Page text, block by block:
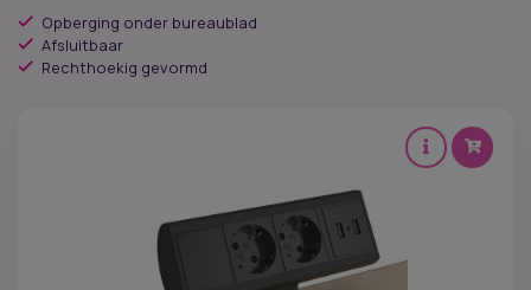
Opberging onder bureaublad
Afsluitbaar
Rechthoekig gevormd